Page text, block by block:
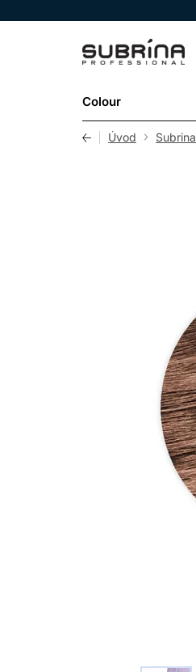
LOMAX
Colour
Úvod Subrina